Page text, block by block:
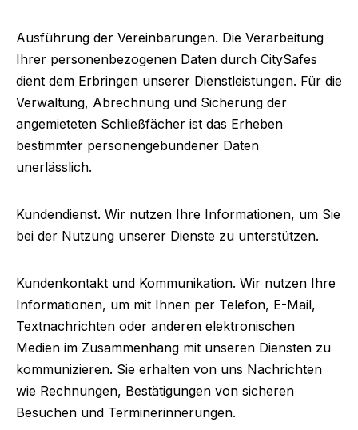
Ausführung der Vereinbarungen. Die Verarbeitung
Ihrer personenbezogenen Daten durch CitySafes
dient dem Erbringen unserer Dienstleistungen. Für die
Verwaltung, Abrechnung und Sicherung der
angemieteten Schließfächer ist das Erheben
bestimmter personengebundener Daten
unerlässlich.
Kundendienst. Wir nutzen Ihre Informationen, um Sie
bei der Nutzung unserer Dienste zu unterstützen.
Kundenkontakt und Kommunikation. Wir nutzen Ihre
Informationen, um mit Ihnen per Telefon, E-Mail,
Textnachrichten oder anderen elektronischen
Medien im Zusammenhang mit unseren Diensten zu
kommunizieren. Sie erhalten von uns Nachrichten
wie Rechnungen, Bestätigungen von sicheren
Besuchen und Terminerinnerungen.